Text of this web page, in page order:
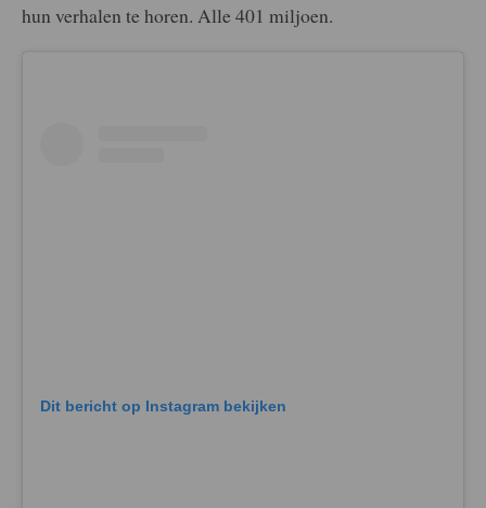
hun verhalen te horen. Alle 401 miljoen.
Dit bericht op Instagram bekijken